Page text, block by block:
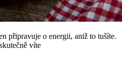
připravuje o energii, aniž to tušíte.
víte